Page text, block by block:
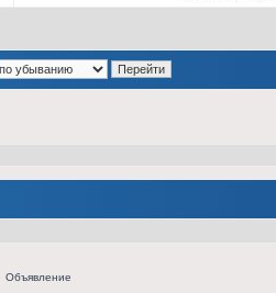
Объявление